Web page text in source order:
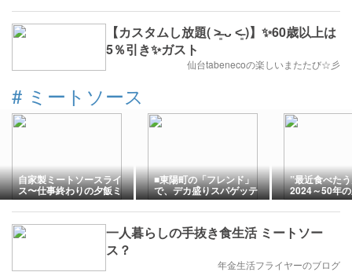
【カスタムし放題( ˃̶͈ ᴗ ˂̶͈ )】✨60歳以上は
5％引き✨ガスト
仙台tabenecoの楽しいまたたび☆彡
# ミートソース
自家製ミートソースライ
ス〜仕事終わりの夕飯ミ
ッション🛺💭＆キャンプ
の準備🏕️〜
■東陽町の「フレンド」
で、デカ盛りスパゲッテ
ィ！
”最近食べた
2024～50年
一人暮らしの手抜き食生活 ミートソー
ス？
年金生活フライヤーのブログ